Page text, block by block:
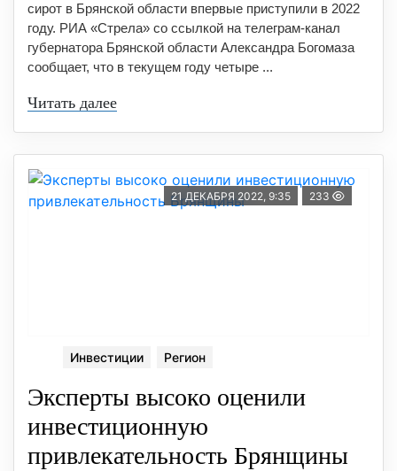
сирот в Брянской области впервые приступили в 2022
году. РИА «Стрела» со ссылкой на телеграм-канал
губернатора Брянской области Александра Богомаза
сообщает, что в текущем году четыре ...
Читать далее
21 ДЕКАБРЯ 2022, 9:35 233
Инвестиции Регион
Эксперты высоко оценили
инвестиционную
привлекательность Брянщины